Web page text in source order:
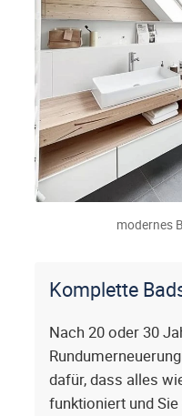
modernes
Komplette
Nach 20 oder 30
dafür, dass alles
funktioniert und